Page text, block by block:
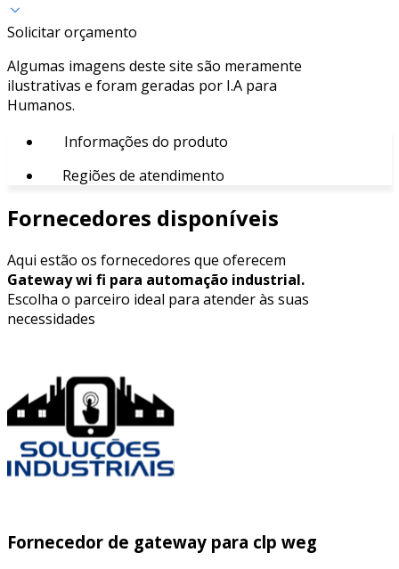
Solicitar orçamento
Algumas imagens deste site são meramente
ilustrativas e foram geradas por I.A para
Humanos.
Informações do produto
Regiões de atendimento
Fornecedores disponíveis
Aqui estão os fornecedores que oferecem
Gateway wi fi para automação industrial.
Escolha o parceiro ideal para atender às suas
necessidades
Fornecedor de gateway para clp weg